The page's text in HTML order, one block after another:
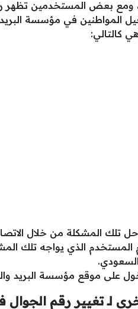
ومع بعض المستخدمين تظهر
المواطنين في مؤسسة
كالتالي:
تلك المشكلة من خلال الاتصال على
المستخدم الذي يواجه تلك
السعودي.
على موقع مؤسسة البريد
لـ تغيير رقم الجوال